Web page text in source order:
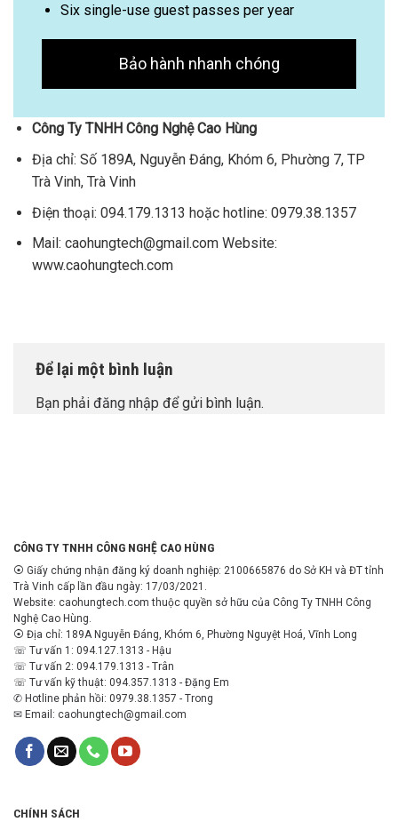
Six single-use guest passes per year
Bảo hành nhanh chóng
Công Ty TNHH Công Nghệ Cao Hùng
Địa chỉ: Số 189A, Nguyễn Đáng, Khóm 6, Phường 7, TP
Trà Vinh, Trà Vinh
Điện thoại: 094.179.1313 hoặc hotline: 0979.38.1357
Mail: caohungtech@gmail.com Website:
www.caohungtech.com
Để lại một bình luận
Bạn phải đăng nhập để gửi bình luận.
CÔNG TY TNHH CÔNG NGHỆ CAO HÙNG
⦿ Giấy chứng nhận đăng ký doanh nghiệp: 2100665876 do Sở KH và ĐT tỉnh
Trà Vinh cấp lần đầu ngày: 17/03/2021.
Website: caohungtech.com thuộc quyền sở hữu của Công Ty TNHH Công
Nghệ Cao Hùng.
⦿ Địa chỉ: 189A Nguyễn Đáng, Khóm 6, Phường Nguyệt Hoá, Vĩnh Long
☏ Tư vấn 1: 094.127.1313 - Hậu
☏ Tư vấn 2: 094.179.1313 - Trân
☏ Tư vấn kỹ thuật: 094.357.1313 - Đặng Em
✆ Hotline phản hồi: 0979.38.1357 - Trong
✉ Email: caohungtech@gmail.com
CHÍNH SÁCH